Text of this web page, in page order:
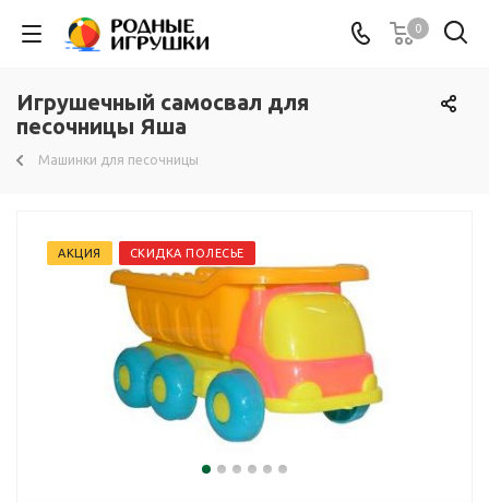
0
Игрушечный самосвал для
песочницы Яша
Машинки для песочницы
АКЦИЯ СКИДКА ПОЛЕСЬЕ